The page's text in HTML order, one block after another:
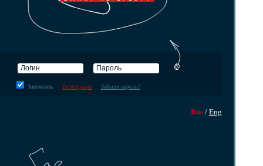
Запомнить Регистрация Забыли пароль?
Rus / Eng